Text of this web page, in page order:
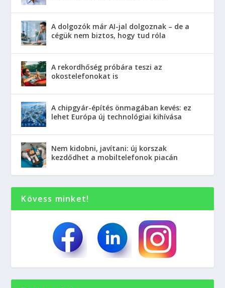
A dolgozók már AI-jal dolgoznak – de a
cégük nem biztos, hogy tud róla
A rekordhőség próbára teszi az
okostelefonokat is
A chipgyár-építés önmagában kevés: ez
lehet Európa új technológiai kihívása
Nem kidobni, javítani: új korszak
kezdődhet a mobiltelefonok piacán
Kövess minket!